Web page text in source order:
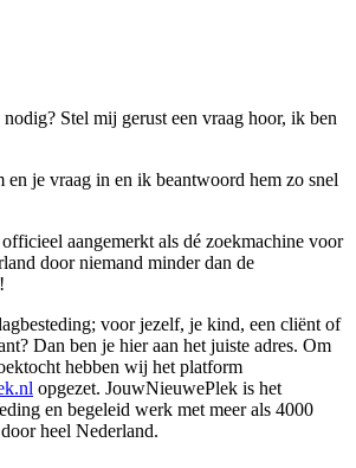
Stel mij gerust een vraag hoor, ik ben
en je vraag in en ik beantwoord hem zo snel
aangemerkt als dé zoekmachine voor
door niemand minder dan de
voor jezelf, je kind, een cliënt of
Dan ben je hier aan het juiste adres. Om
hebben wij het platform
opgezet. JouwNieuwePlek is het
en begeleid werk met meer als 4000
heel Nederland.